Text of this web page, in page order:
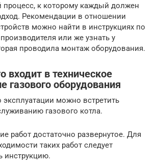
к которому каждый должен
Рекомендации в отношении
можно найти в инструкциях по
или же узнать у
проводила монтаж оборудования.
входит в техническое
газового оборудования
эксплуатации можно встретить
газового котла.
работ достаточно развернутое. Для
таких работ следует
инструкцию.